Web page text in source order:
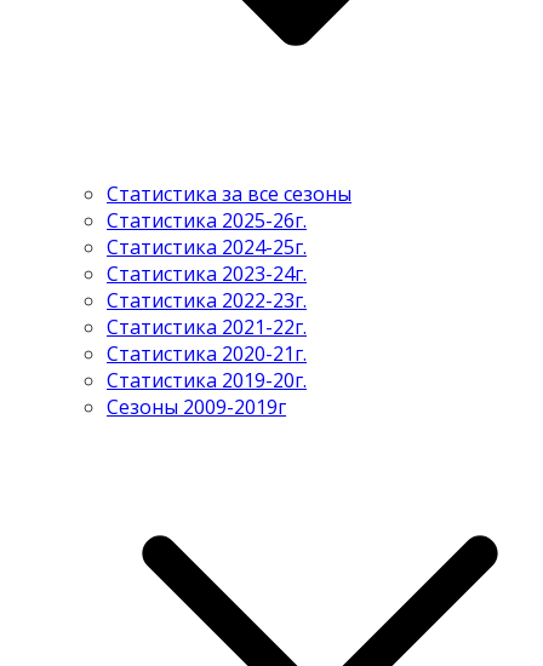
Статистика за все сезоны
Статистика 2025-26г.
Статистика 2024-25г.
Статистика 2023-24г.
Статистика 2022-23г.
Статистика 2021-22г.
Статистика 2020-21г.
Статистика 2019-20г.
Сезоны 2009-2019г